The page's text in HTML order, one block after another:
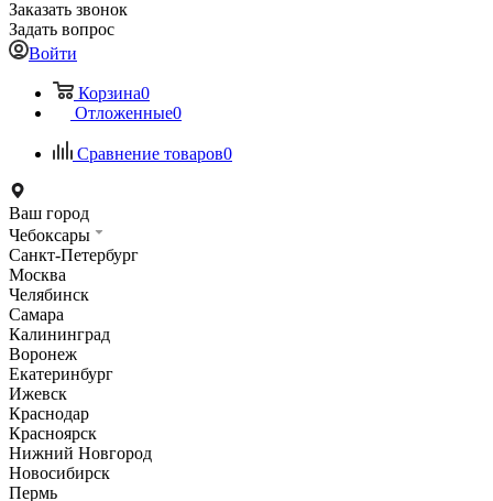
Заказать звонок
Задать вопрос
Войти
Корзина0
Отложенные0
Сравнение товаров0
Ваш город
Чебоксары
Санкт-Петербург
Москва
Челябинск
Самара
Калининград
Воронеж
Екатеринбург
Ижевск
Краснодар
Красноярск
Нижний Новгород
Новосибирск
Пермь